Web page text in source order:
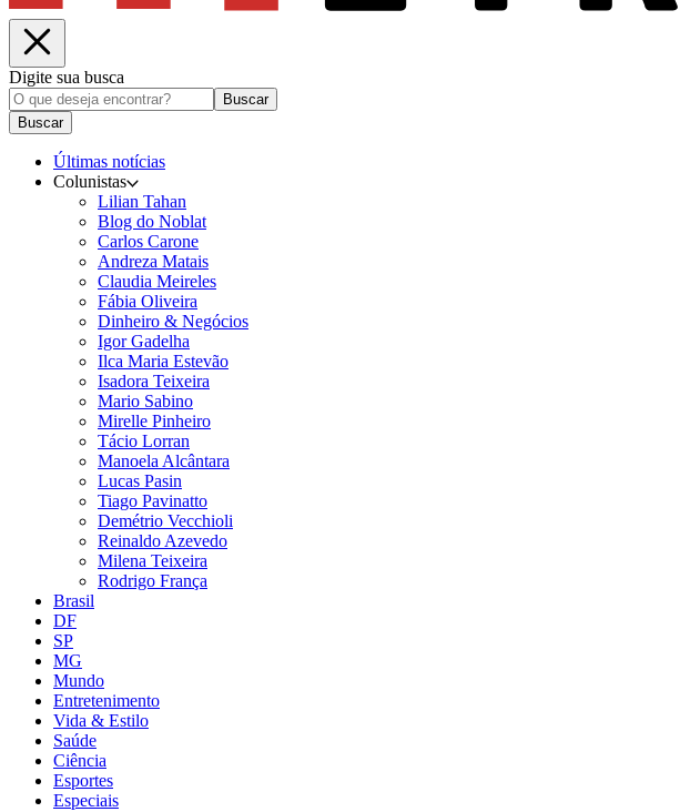
Digite sua busca
Buscar
Buscar
Últimas notícias
Colunistas
Lilian Tahan
Blog do Noblat
Carlos Carone
Andreza Matais
Claudia Meireles
Fábia Oliveira
Dinheiro & Negócios
Igor Gadelha
Ilca Maria Estevão
Isadora Teixeira
Mario Sabino
Mirelle Pinheiro
Tácio Lorran
Manoela Alcântara
Lucas Pasin
Tiago Pavinatto
Demétrio Vecchioli
Reinaldo Azevedo
Milena Teixeira
Rodrigo França
Brasil
DF
SP
MG
Mundo
Entretenimento
Vida & Estilo
Saúde
Ciência
Esportes
Especiais